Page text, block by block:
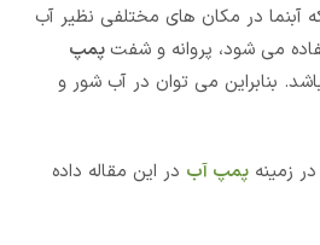
آبنما در مکان های مختلفی نظیر آب
می شود، پروانه و شفت پمپ
بنابراین می توان در آب شور و
زمینه پمپ آب در این مقاله داده